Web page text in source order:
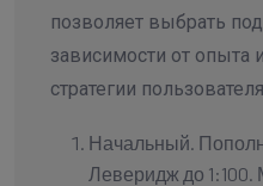
позволяет выбрать
зависимости от опыта
стратегии
Начальный.
Леверидж до